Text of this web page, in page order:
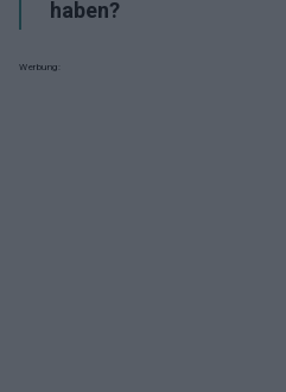
haben?
Werbung: